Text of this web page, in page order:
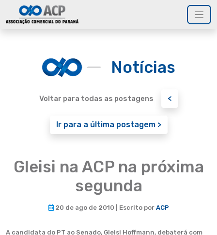
Notícias
Voltar para todas as postagens <
Ir para a última postagem >
Gleisi na ACP na próxima
segunda
20 de ago de 2010 | Escrito por ACP
A candidata do PT ao Senado, Gleisi Hoffmann, debaterá com